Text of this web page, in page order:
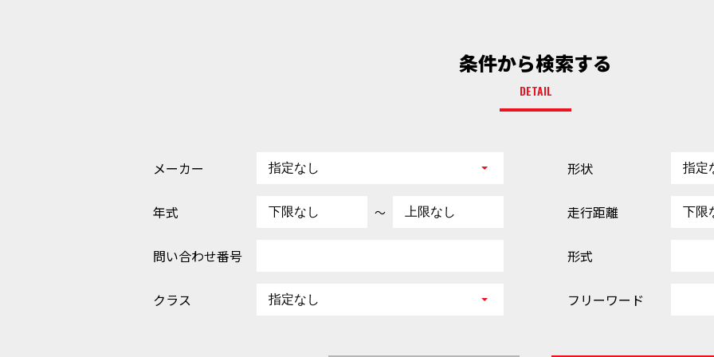
条件から検索する
DETAIL
メーカー
年式 ～
問い合わせ番号
クラス
形状
走行距離
形式
フリーワード